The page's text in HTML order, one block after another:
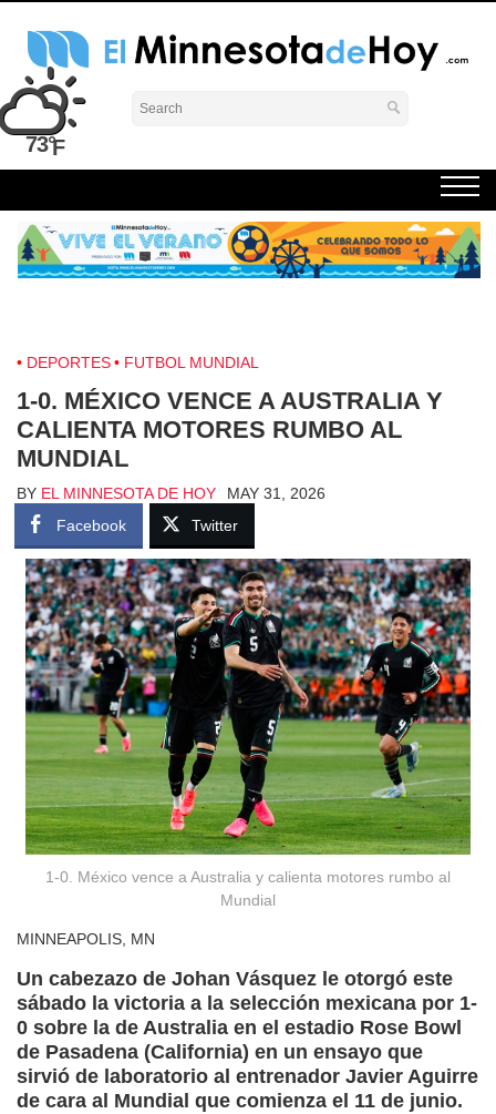
Skip
content
El Minnesota de Hoy Noticias
Latino Noticias Minnesota News
73°
DEPORTES FUTBOL MUNDIAL
1-0. MÉXICO VENCE A AUSTRALIA Y
CALIENTA MOTORES RUMBO AL
MUNDIAL
BY EL MINNESOTA DE HOY
MAY 31, 2026
Facebook
Twitter
1-0. México vence a Australia y calienta motores rumbo al
Mundial
MINNEAPOLIS, MN
Un cabezazo de Johan Vásquez le otorgó este
sábado la victoria a la selección mexicana por 1-
0 sobre la de Australia en el estadio Rose Bowl
de Pasadena (California) en un ensayo que
sirvió de laboratorio al entrenador Javier Aguirre
de cara al Mundial que comienza el 11 de junio.